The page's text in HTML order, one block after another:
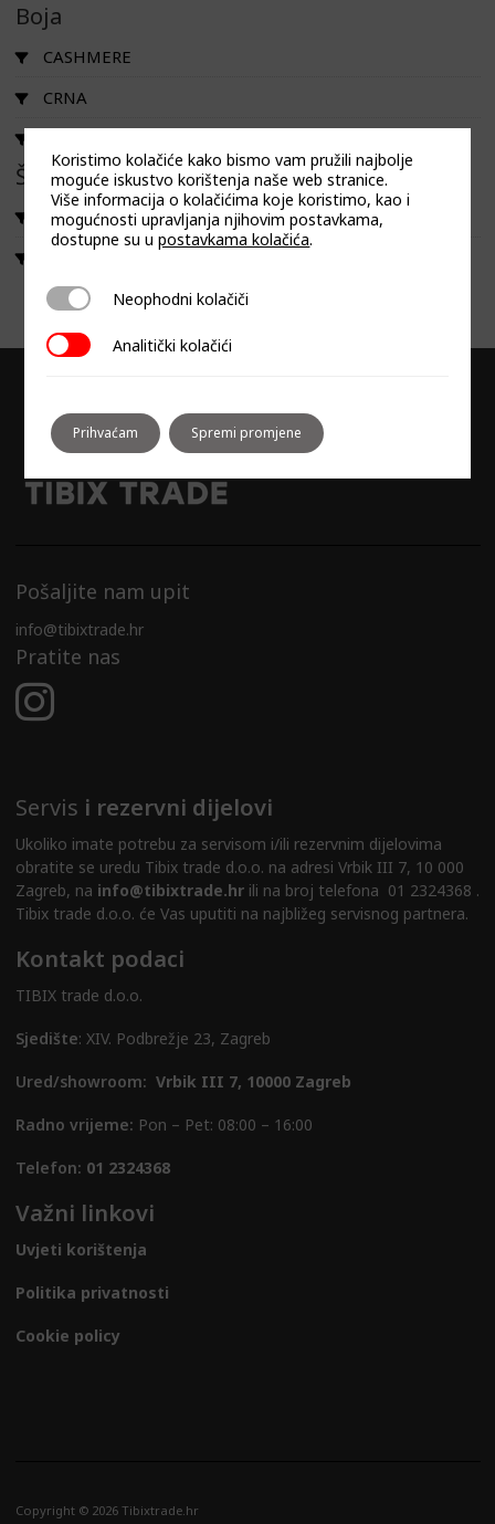
Boja
CASHMERE
CRNA
Širina
60
Pošaljite nam upit
info@tibixtrade.hr
Pratite nas
Servis i rezervni dijelovi
Ukoliko imate potrebu za servisom i/ili rezervnim dijelovima
obratite se uredu Tibix trade d.o.o. na adresi Vrbik III 7, 10 000
Zagreb, na info@tibixtrade.hrili na broj telefona 01 2324368 .
Tibix trade d.o.o. će Vas uputiti na najbližeg servisnog partnera.
Kontakt podaci
TIBIX trade d.o.o.
Sjedište: XIV. Podbrežje 23, Zagreb
Ured/showroom: Vrbik III 7, 10000 Zagreb
Radno vrijeme: Pon – Pet: 08:00 – 16:00
Telefon: 01 2324368
Važni linkovi
Uvjeti korištenja
Politika privatnosti
Cookie policy
Copyright © 2026 Tibixtrade.hr
Koristimo kolačiće kako bismo vam pružili najbolje
moguće iskustvo korištenja naše web stranice.
Više informacija o kolačićima koje koristimo, kao i
mogućnosti upravljanja njihovim postavkama,
dostupne su upostavkama kolačića.
Neophodni kolačiči
Neophodni kolačiči
Analitički kolačići
Analitički kolačići
Prihvaćam Spremi promjene